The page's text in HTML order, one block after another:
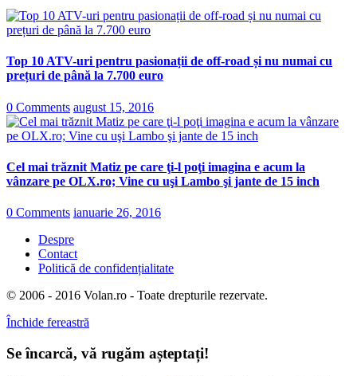
Top 10 ATV-uri pentru pasionații de off-road și nu numai cu
prețuri de până la 7.700 euro
0 Comments august 15, 2016
Cel mai trăznit Matiz pe care ţi-l poţi imagina e acum la
vânzare pe OLX.ro; Vine cu uşi Lambo şi jante de 15 inch
0 Comments ianuarie 26, 2016
Despre
Contact
Politică de confidențialitate
© 2006 - 2016 Volan.ro - Toate drepturile rezervate.
Închide fereastră
Se încarcă, vă rugăm așteptați!